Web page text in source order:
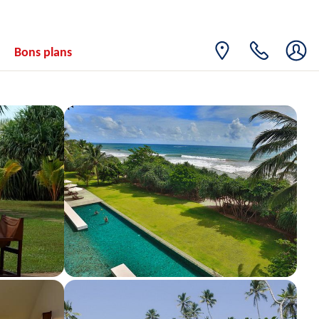
Bons plans
Retour le
28/09/2026
22
SEPT.
1397€/pers.
29/09/2026
MER.
23
SEPT.
1387€/pers.
Retour le
30/09/2026
JEU.
24
SEPT.
1387€/pers.
Retour le
01/10/2026
VEN.
25
SEPT.
1428€/pers.
Retour le
02/10/2026
1416€ /pers.
Retour le
03/10/2026